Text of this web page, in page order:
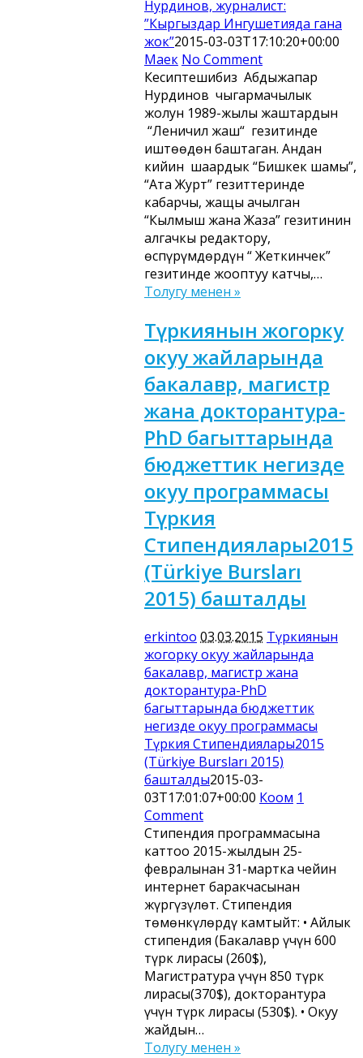
Нурдинов, журналист:
”Кыргыздар Ингушетияда гана
жок”2015-03-03T17:10:20+00:00
Маек No Comment
Кесиптешибиз Абдыжапар
Нурдинов чыгармачылык
жолун 1989-жылы жаштардын
“Леничил жаш“ гезитинде
иштөөдөн баштаган. Андан
кийин шаардык “Бишкек шамы”,
“Ата Журт” гезиттеринде
кабарчы, жащы ачылган
“Кылмыш жана Жаза” гезитинин
алгачкы редактору,
өспүрүмдөрдүн “ Жеткинчек”
гезитинде жооптуу катчы,…
Толугу менен »
Түркиянын жогорку
окуу жайларында
бакалавр, магистр
жана докторантура-
PhD багыттарында
бюджеттик негизде
окуу программасы
Түркия
Стипендиялары2015
(Türkiye Bursları
2015) башталды
erkintoo 03.03.2015 Түркиянын
жогорку окуу жайларында
бакалавр, магистр жана
докторантура-PhD
багыттарында бюджеттик
негизде окуу программасы
Түркия Стипендиялары2015
(Türkiye Bursları 2015)
башталды2015-03-
03T17:01:07+00:00 Коом 1
Comment
Стипендия программасына
каттоо 2015-жылдын 25-
февралынан 31-мартка чейин
интернет баракчасынан
жүргүзүлөт. Стипендия
төмөнкүлөрдү камтыйт: • Айлык
стипендия (Бакалавр үчүн 600
түрк лирасы (260$),
Магистратура үчүн 850 түрк
лирасы(370$), докторантура
үчүн түрк лирасы (530$). • Окуу
жайдын…
Толугу менен »